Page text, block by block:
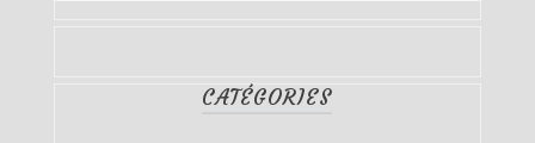
CATÉGORIES